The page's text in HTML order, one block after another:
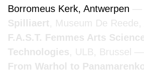
Borromeus Kerk, Antwerpen
Spilliaert, Museum De Reede,
F.A.S.T. Femmes Arts
Technologies, ULB, Brussel
From Warhol to